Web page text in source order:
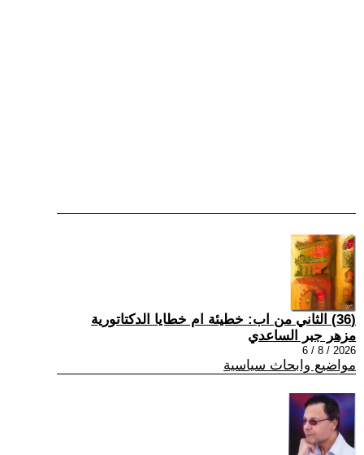
(36) الثاني من اب: خطيئة ام خطايا الدكتاتورية
مزهر جبر الساعدي
2026 / 8 / 6
مواضيع وابحاث سياسية